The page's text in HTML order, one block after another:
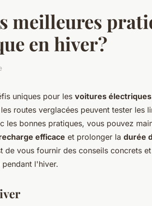
meilleures
en hiver?
uniques pour les voitures électriques
routes verglacées peuvent tester les
les bonnes pratiques, vous pouvez
efficace et prolonger la durée
de vous fournir des conseils concrets
pendant l'hiver.